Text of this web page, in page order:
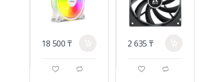
18 500 ₸
g d
2 635 ₸
g d